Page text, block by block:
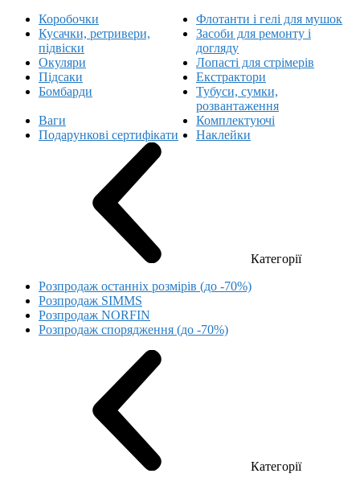
Коробочки
Флотанти і гелі для мушок
Кусачки, ретривери,
підвіски
Засоби для ремонту і
догляду
Окуляри
Лопасті для стрімерів
Підсаки
Екстрактори
Бомбарди
Тубуси, сумки,
розвантаження
Ваги
Комплектуючі
Подарункові сертифікати
Наклейки
Категорії
Розпродаж останніх розмірів (до -70%)
Розпродаж SIMMS
Розпродаж NORFIN
Розпродаж спорядження (до -70%)
Категорії